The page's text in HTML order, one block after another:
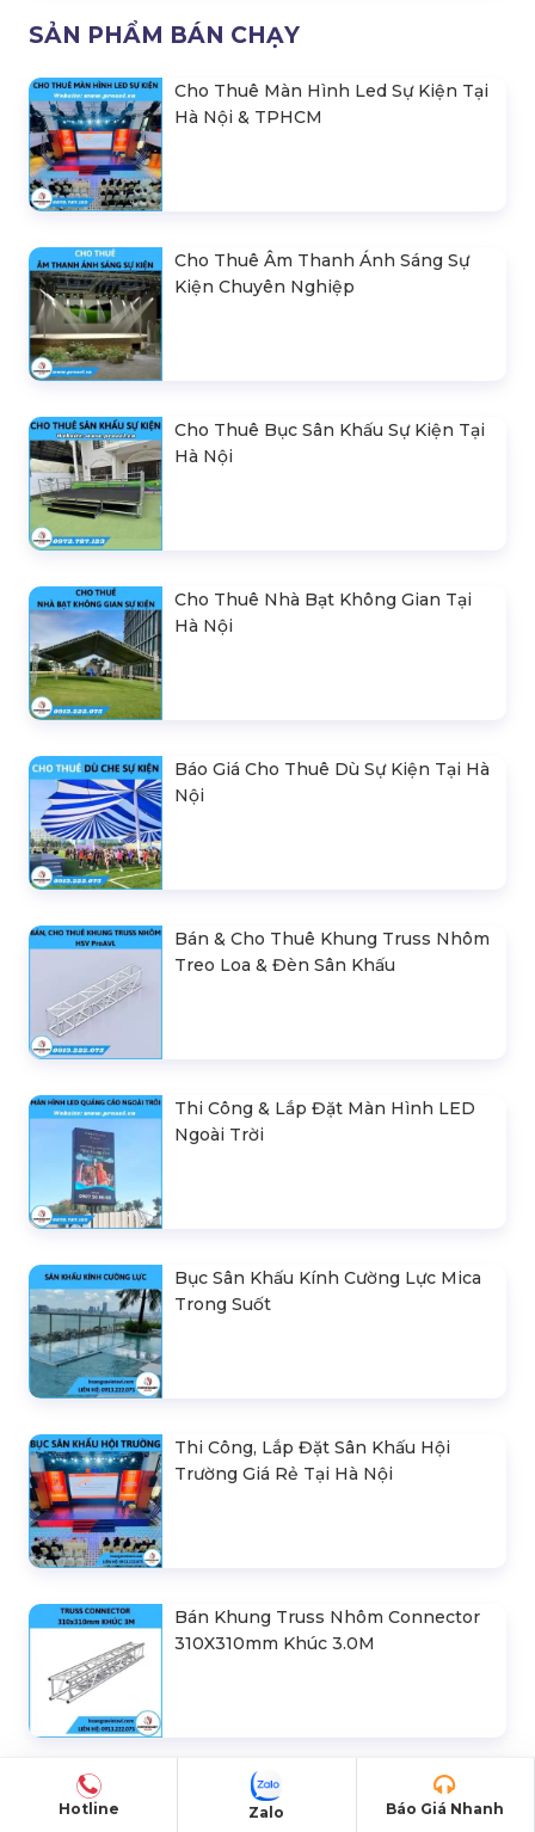
SẢN PHẨM BÁN CHẠY
Cho Thuê Màn Hình Led Sự Kiện Tại
Hà Nội & TPHCM
Cho Thuê Âm Thanh Ánh Sáng Sự
Kiện Chuyên Nghiệp
Cho Thuê Bục Sân Khấu Sự Kiện Tại
Hà Nội
Cho Thuê Nhà Bạt Không Gian Tại
Hà Nội
Báo Giá Cho Thuê Dù Sự Kiện Tại Hà
Nội
Bán & Cho Thuê Khung Truss Nhôm
Treo Loa & Đèn Sân Khấu
Thi Công & Lắp Đặt Màn Hình LED
Ngoài Trời
Bục Sân Khấu Kính Cường Lực Mica
Trong Suốt
Thi Công, Lắp Đặt Sân Khấu Hội
Trường Giá Rẻ Tại Hà Nội
Bán Khung Truss Nhôm Connector
310X310mm Khúc 3.0M
Bàn Trộn Âm Thanh Mixer Digital
Midas HD96-24-CC
Hotline Báo Giá Nhanh
Zalo